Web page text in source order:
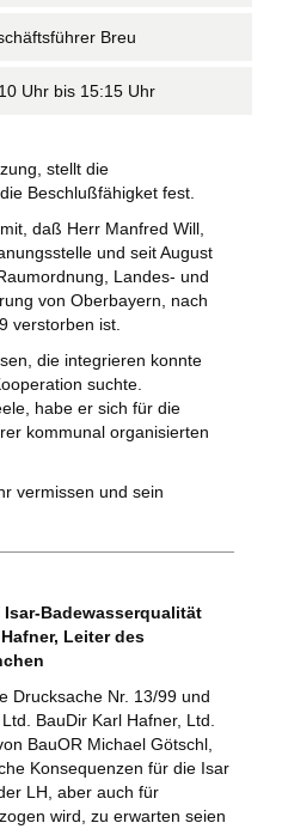
Breu
Uhr bis 15:15 Uhr
stellt die
Beschlußfähigket fest.
daß Herr Manfred Will,
und seit August
Landes- und
von Oberbayern, nach
verstorben ist.
die integrieren konnte
suchte.
habe er sich für die
kommunal organisierten
vermissen und sein
Badewasserqualität
Leiter des
Drucksache Nr. 13/99 und
BauDir Karl Hafner, Ltd.
BauOR Michael Götschl,
Konsequenzen für die Isar
LH, aber auch für
wird, zu erwarten seien